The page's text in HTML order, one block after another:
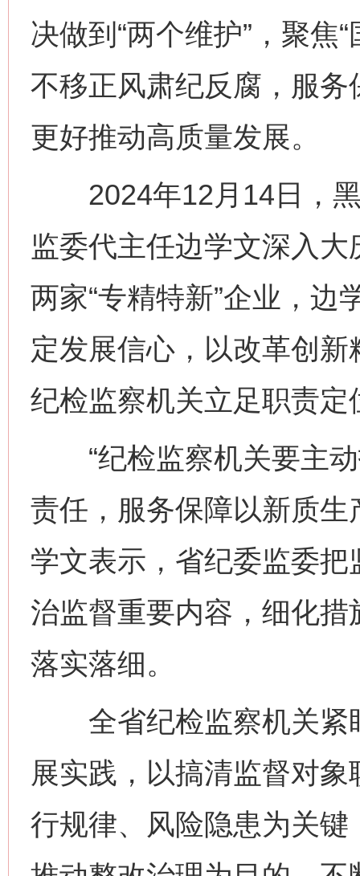
决做到“两个维护”，聚焦
不移正风肃纪反腐，服
更好推动高质量发展。
2024年12月14日，黑
监委代主任边学文深入
两家“专精特新”企业，边
定发展信心，以改革创
纪检监察机关立足职责
“纪检监察机关要主动
责任，服务保障以新质生
学文表示，省纪委监委
治监督重要内容，细化
落实落细。
全省纪检监察机关紧
展实践，以搞清监督对
行规律、风险隐患为关